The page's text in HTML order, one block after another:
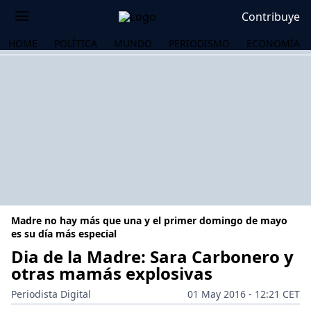
Contribuye
HOME POLÍTICA MUNDO PERIODISMO ECONOMÍA
Madre no hay más que una y el primer domingo de mayo
es su día más especial
Dia de la Madre: Sara Carbonero y
otras mamás explosivas
Periodista Digital
01 May 2016 - 12:21 CET